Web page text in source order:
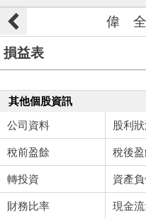
偉 全
損益表
其他個股資訊
公司資料 股利狀
稅前盈餘 稅後
轉投資 資產
財務比率 現金